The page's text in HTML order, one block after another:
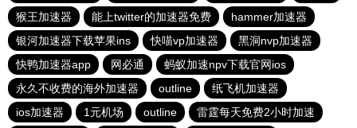
猴王加速器
能上twitter的加速器免费
hammer加速器
银河加速器下载苹果ins
快喵vp加速器
黑洞nvp加速器
快鸭加速器app
网必通
蚂蚁加速npv下载官网ios
永久不收费的海外加速器
outline
纸飞机加速器
ios加速器
1元机场 outline 雷霆每天免费2小时加速